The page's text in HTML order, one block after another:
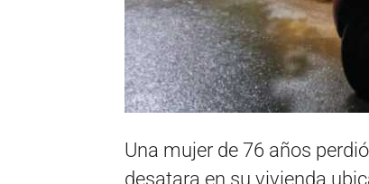
Una mujer de 76 años
desatara en su vivienda